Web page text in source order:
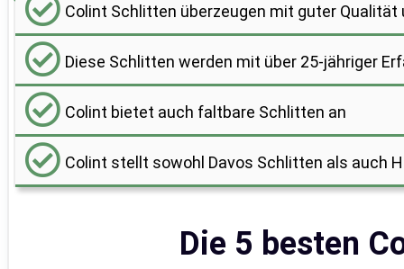
Colint Schlitten überzeugen mit guter
Diese Schlitten werden mit über 25-jähriger
Colint bietet auch faltbare Schlitten an
Colint stellt sowohl Davos Schlitten als auch
Die 5 besten